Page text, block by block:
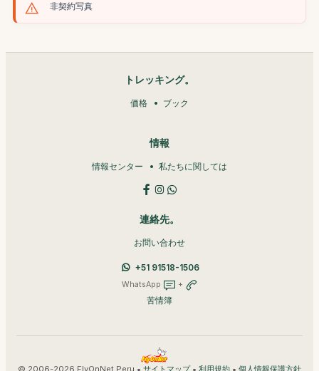
非契約写真
トレッキング。
価格 ブック
情報
情報センター 私たちに関しては
連絡先。
お問い合わせ
+51 91518-1506
WhatsApp +
苦情簿
© 2006-2026 FlyOnNet Peru • • •